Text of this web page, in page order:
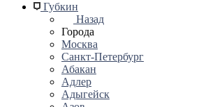
Губкин
Назад
Города
Москва
Санкт-Петербург
Абакан
Адлер
Адыгейск